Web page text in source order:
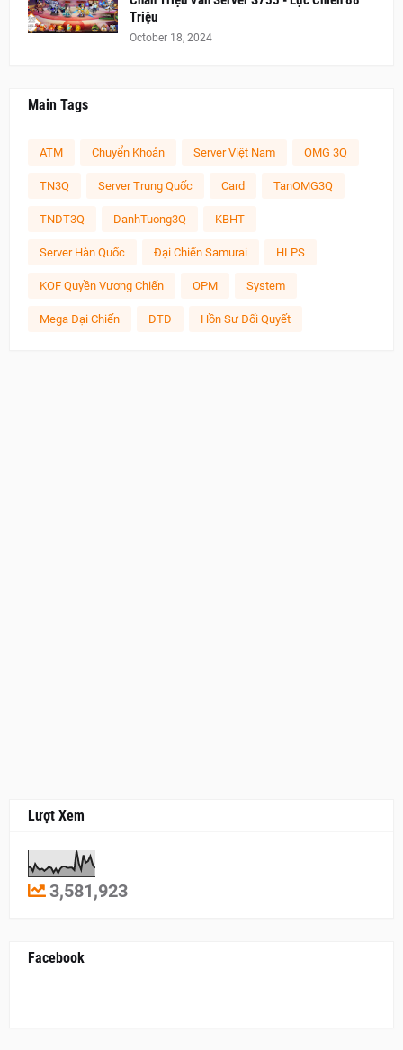
Triệu
October 18, 2024
Main Tags
ATM Chuyển Khoản Server Việt Nam OMG 3Q
TN3Q Server Trung Quốc Card TanOMG3Q
TNDT3Q DanhTuong3Q KBHT
Server Hàn Quốc Đại Chiến Samurai HLPS
KOF Quyền Vương Chiến OPM System
Mega Đại Chiến DTD Hồn Sư Đối Quyết
Lượt Xem
3,581,923
Facebook